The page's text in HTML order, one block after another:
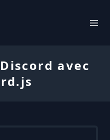
avec